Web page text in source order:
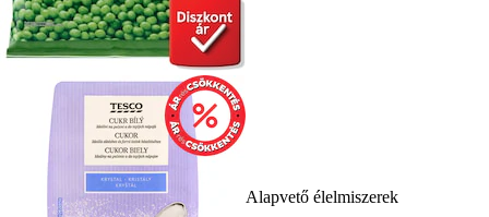
Alapvető élelmiszerek